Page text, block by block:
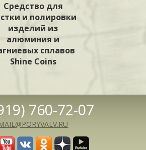
Средство для
и полировки
изделий из
алюминия и
сплавов
Shine Coins
760-72-07